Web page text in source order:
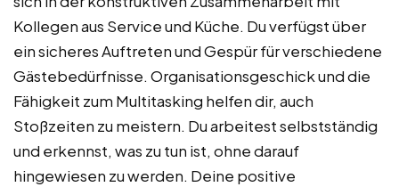
Kollegen aus Service und Küche. Du verfügst über
ein sicheres Auftreten und Gespür für verschiedene
Gästebedürfnisse. Organisationsgeschick und die
Fähigkeit zum Multitasking helfen dir, auch
Stoßzeiten zu meistern. Du arbeitest selbstständig
und erkennst, was zu tun ist, ohne darauf
hingewiesen zu werden. Deine positive